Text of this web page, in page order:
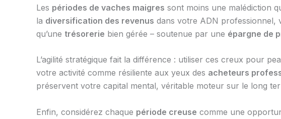
Les périodes de vaches maigres sont moins une malédiction
la diversification des revenus dans votre ADN professionnel,
qu’une trésorerie bien gérée – soutenue par une épargne de
L’agilité stratégique fait la différence : utiliser ces creux pour
votre activité comme résiliente aux yeux des acheteurs
préservent votre capital mental, véritable moteur sur le long
Enfin, considérez chaque période creuse comme une